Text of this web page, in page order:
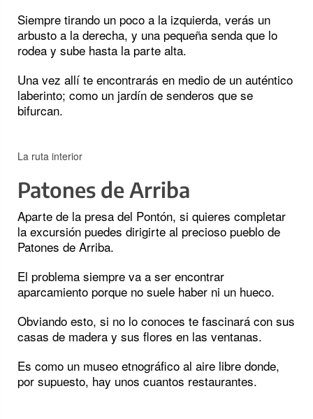
Siempre tirando un poco a la izquierda, verás un
arbusto a la derecha, y una pequeña senda que lo
rodea y sube hasta la parte alta.
Una vez allí te encontrarás en medio de un auténtico
laberinto; como un jardín de senderos que se
bifurcan.
La ruta interior
Patones de Arriba
Aparte de la presa del Pontón, si quieres completar
la excursión puedes dirigirte al precioso pueblo de
Patones de Arriba.
El problema siempre va a ser encontrar
aparcamiento porque no suele haber ni un hueco.
Obviando esto, si no lo conoces te fascinará con sus
casas de madera y sus flores en las ventanas.
Es como un museo etnográfico al aire libre donde,
por supuesto, hay unos cuantos restaurantes.